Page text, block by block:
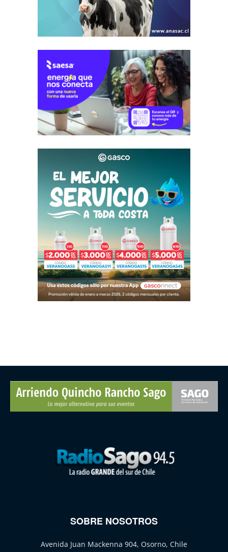
SOBRE NOSOTROS
Avenida Juan Mackenna 904, Osorno, Chile